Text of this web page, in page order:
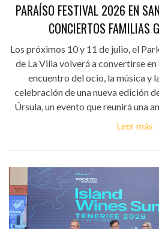
PARAÍSO FESTIVAL 2026 EN
CONCIERTOS FAMILIAS
Los próximos 10 y 11 de julio, el
de La Villa volverá a convertirse
encuentro del ocio, la música y
celebración de una nueva edición
Úrsula, un evento que reunirá una
Leer más